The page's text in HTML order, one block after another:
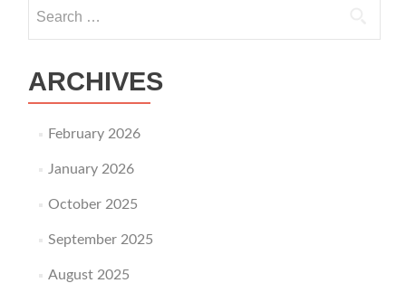
ARCHIVES
February 2026
January 2026
October 2025
September 2025
August 2025